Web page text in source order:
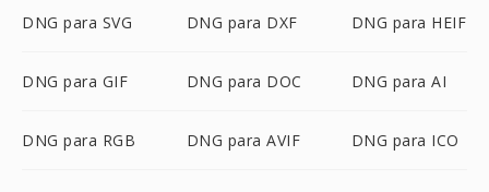
DNG para SVG DNG para DXF DNG para HEIF
DNG para GIF DNG para DOC DNG para AI
DNG para RGB DNG para AVIF DNG para ICO